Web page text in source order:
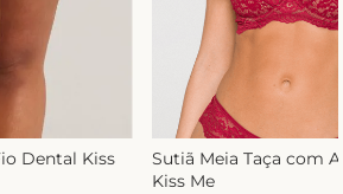
Dental Kiss
Sutiã Meia Taça com
Kiss Me